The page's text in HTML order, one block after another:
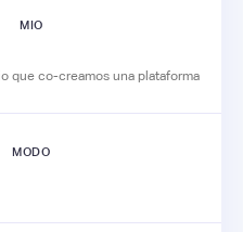
MIO
que co-creamos una plataforma
MODO